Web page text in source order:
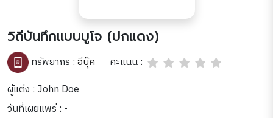
วิถีบันทึกแบบบูโจ (ปกแดง)
ทรัพยากร :อีบุ๊ค
คะแนน :
ผู้แต่ง : John Doe
วันที่เผยแพร่ : -